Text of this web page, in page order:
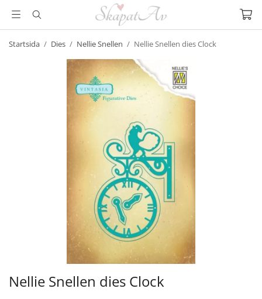
Startsida / Dies / Nellie Snellen / Nellie Snellen dies Clock
Nellie Snellen dies Clock